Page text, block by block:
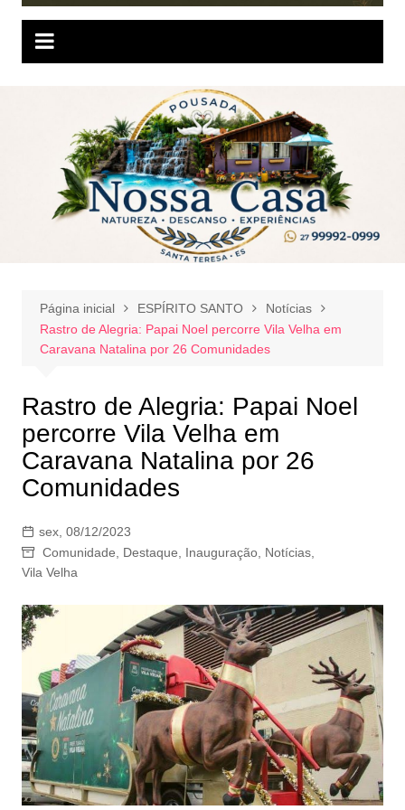
Página inicial ESPÍRITO SANTO
Notícias
Rastro de Alegria: Papai Noel percorre Vila Velha em
Caravana Natalina por 26 Comunidades
Rastro de Alegria: Papai Noel
percorre Vila Velha em
Caravana Natalina por 26
Comunidades
sex, 08/12/2023
Comunidade
Destaque Inauguração, Notícias,
Vila Velha